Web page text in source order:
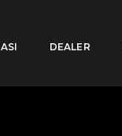
DEALER